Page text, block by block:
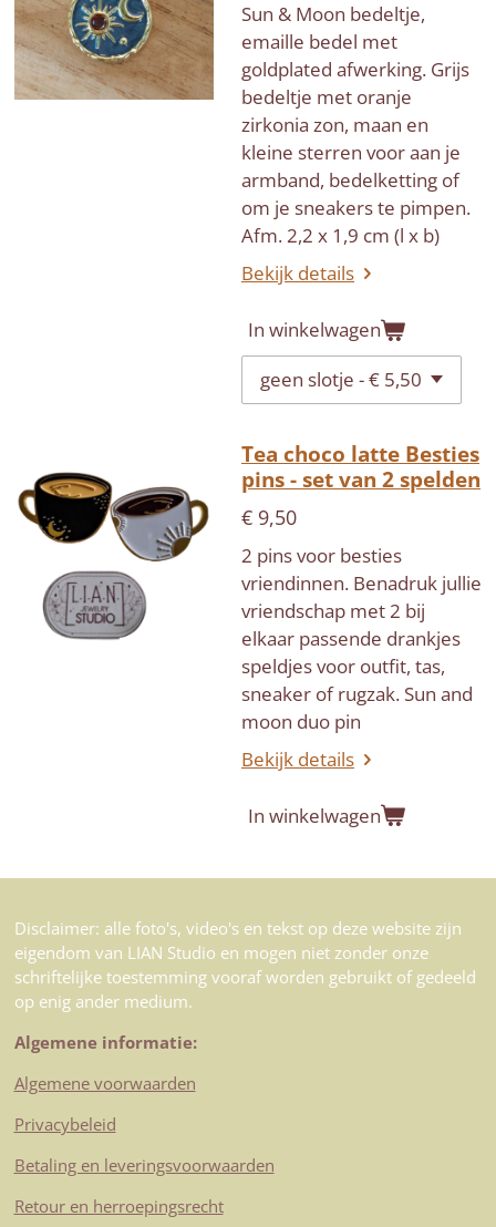
Sun & Moon bedeltje,
emaille bedel met
goldplated afwerking. Grijs
bedeltje met oranje
zirkonia zon, maan en
kleine sterren voor aan je
armband, bedelketting of
om je sneakers te pimpen.
Afm. 2,2 x 1,9 cm (l x b)
Bekijk details
In winkelwagen
Tea choco latte Besties
pins - set van 2 spelden
€ 9,50
2 pins voor besties
vriendinnen. Benadruk jullie
vriendschap met 2 bij
elkaar passende drankjes
speldjes voor outfit, tas,
sneaker of rugzak. Sun and
moon duo pin
Bekijk details
In winkelwagen
Disclaimer: alle foto's, video's en tekst op deze website zijn
eigendom van LIAN Studio en mogen niet zonder onze
schriftelijke toestemming vooraf worden gebruikt of gedeeld
op enig ander medium.
Algemene informatie:
Algemene voorwaarden
Privacybeleid
Betaling en leveringsvoorwaarden
Retour en herroepingsrecht